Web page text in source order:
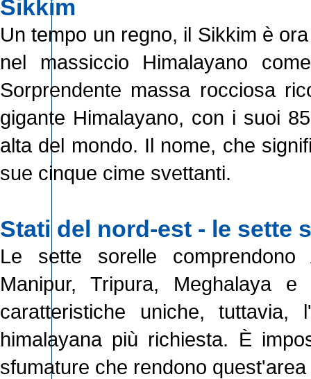
Sikkim
Un tempo un regno, il Sikkim è
nel massiccio Himalayano
Sorprendente massa rocciosa
gigante Himalayano, con i suoi
alta del mondo. Il nome, che
sue cinque cime svettanti.
Stati del nord-est - le sette
Le sette sorelle comprendono
Manipur, Tripura, Meghalaya
caratteristiche uniche,
himalayana più richiesta. È
sfumature che rendono